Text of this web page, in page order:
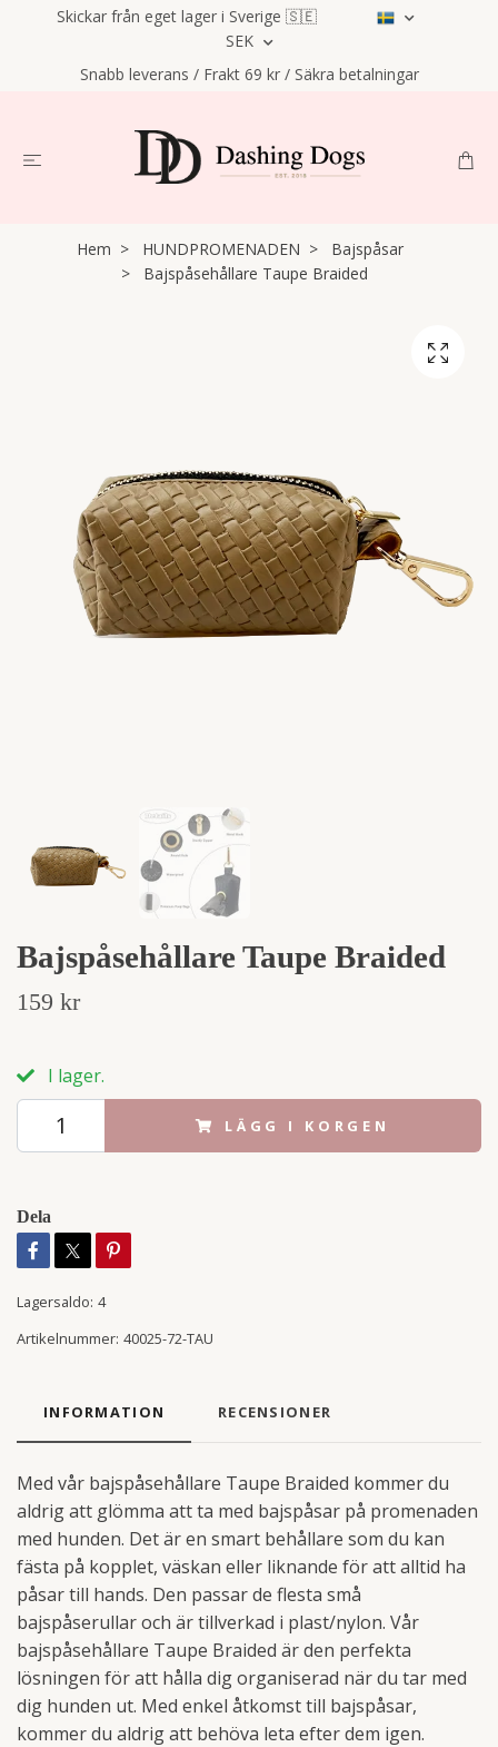
Skickar från eget lager i Sverige 🇸🇪
SEK
Snabb leverans / Frakt 69 kr / Säkra betalningar
Hem HUNDPROMENADEN
Bajspåsar
Bajspåsehållare Taupe Braided
Bajspåsehållare Taupe Braided
159 kr
I lager.
LÄGG I KORGEN
Dela
Lagersaldo: 4
Artikelnummer: 40025-72-TAU
INFORMATION RECENSIONER
Med vår bajspåsehållare Taupe Braided kommer du
aldrig att glömma att ta med bajspåsar på promenaden
med hunden. Det är en smart behållare som du kan
fästa på kopplet, väskan eller liknande för att alltid ha
påsar till hands. Den passar de flesta små
bajspåserullar och är tillverkad i plast/nylon. Vår
bajspåsehållare Taupe Braided är den perfekta
lösningen för att hålla dig organiserad när du tar med
dig hunden ut. Med enkel åtkomst till bajspåsar,
kommer du aldrig att behöva leta efter dem igen.